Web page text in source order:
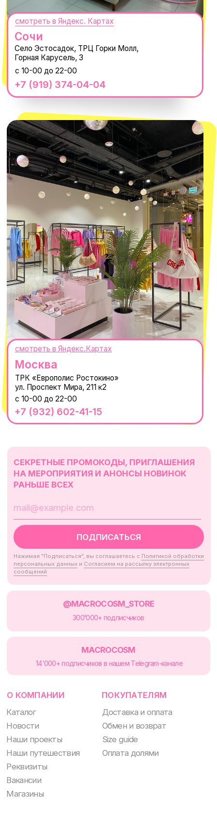
ИП Проворный Алексей Алексеевич
ИНН 667114098580
ОГРНИП 320665800076581
Telegram
8 800 550-06-92
macrocosm_store@mail.ru
КОНТАКТЫ
Оплата долями
Size guide
Обмен и возврат
Вакансии
Реквизиты
Магазины
Наши путешествия
Наши проекты
Новости
© 2021-2025 Macrocosm ®
Оферта
Пользовательское соглашение
Политика обработки персональных
данных